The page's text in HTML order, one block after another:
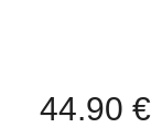
44.90 €